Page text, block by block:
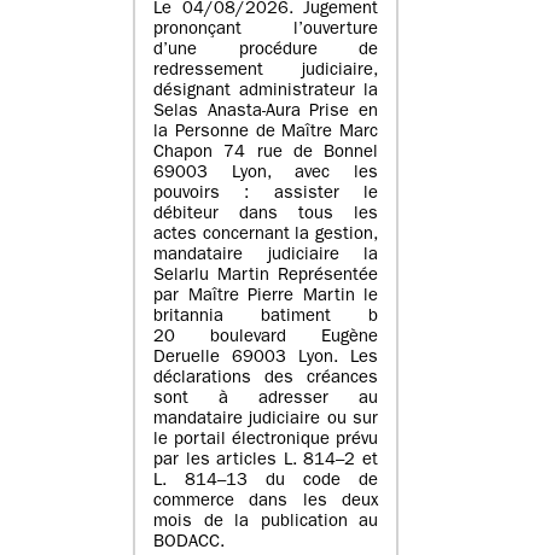
Le 04/08/2026. Jugement
prononçant l’ouverture
d’une procédure de
redressement judiciaire,
désignant administrateur la
Selas Anasta-Aura Prise en
la Personne de Maître Marc
Chapon 74 rue de Bonnel
69003 Lyon, avec les
pouvoirs : assister le
débiteur dans tous les
actes concernant la gestion,
mandataire judiciaire la
Selarlu Martin Représentée
par Maître Pierre Martin le
britannia batiment b
20 boulevard Eugène
Deruelle 69003 Lyon. Les
déclarations des créances
sont à adresser au
mandataire judiciaire ou sur
le portail électronique prévu
par les articles L. 814–2 et
L. 814–13 du code de
commerce dans les deux
mois de la publication au
BODACC.